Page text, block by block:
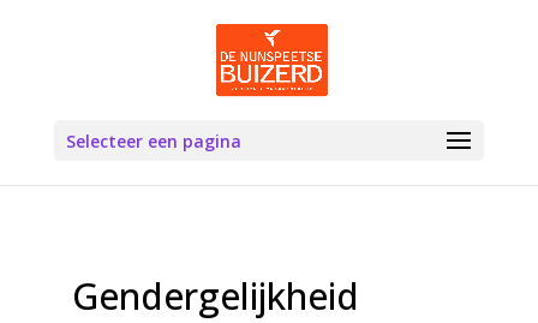
Selecteer een pagina
Gendergelijkheid